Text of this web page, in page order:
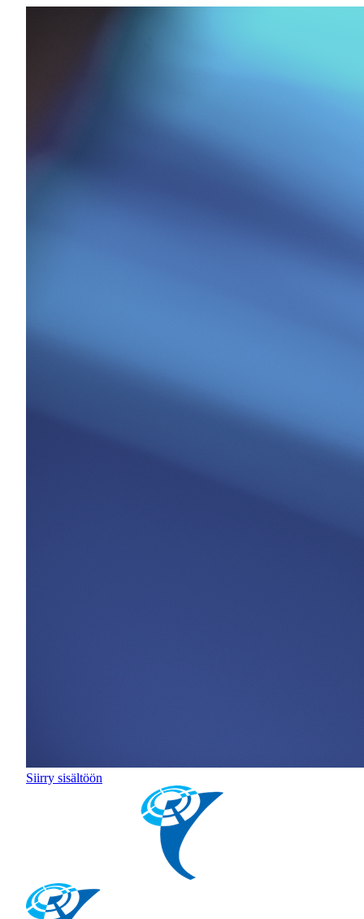
Siirry sisältöön